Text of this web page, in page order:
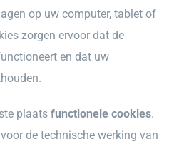
op uw computer, tablet of
zorgen ervoor dat de
en dat uw
plaats functionele cookies.
de technische werking van